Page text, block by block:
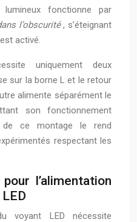
fonctionne par
l’obscurité, s’éteignant
activé.
uniquement deux
sur la borne L et le retour
alimente séparément le
son fonctionnement
de ce montage le rend
respectant les
l’alimentation
voyant LED nécessite